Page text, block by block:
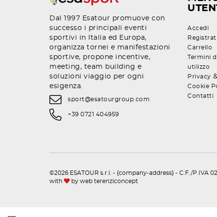
Dal 1997 Esatour promuove con
successo i principali eventi
sportivi in Italia ed Europa,
organizza tornei e manifestazioni
sportive, propone incentive,
meeting, team building e
soluzioni viaggio per ogni
esigenza.
sport@esatourgroup.com
+39 0721 404959
Accedi
Carrello
Termini
utilizzo
Privacy
Cookie
Contatti
©2026 ESATOUR s.r.l. - {company-address} - C.F./P.IVA
with
by web terenziconcept